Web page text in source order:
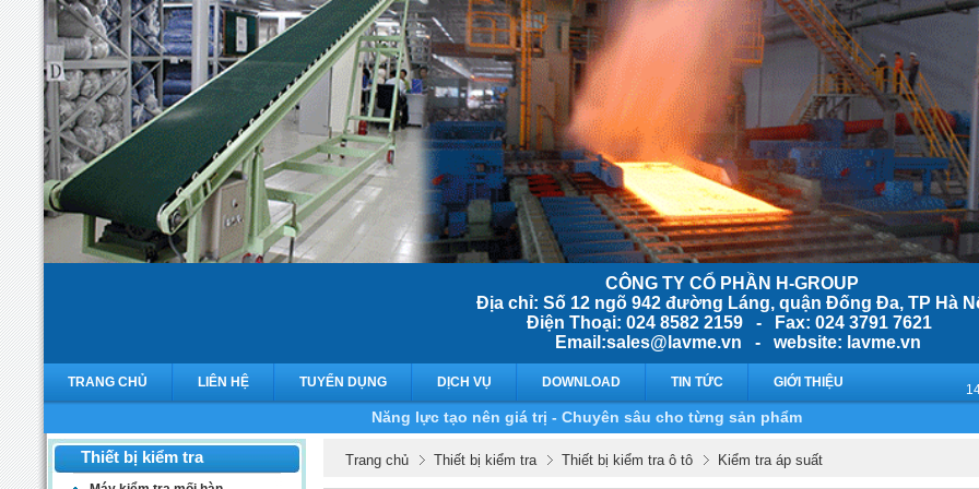
CÔNG TY CỔ PHẦN H-GROUP
Địa chỉ: Số 12 ngõ 942 đường Láng, quận Đống Đa, TP Hà
Điện Thoại: 024 8582 2159 - Fax: 024 3791 7621
Email:sales@lavme.vn - website: lavme.vn
TRANG CHỦ LIÊN HỆ TUYỂN DỤNG DỊCH VỤ DOWNLOAD TIN TỨC GIỚI THIỆU
Năng lực tạo nên giá trị - Chuyên sâu cho từng sản phẩm
Thiết bị kiểm tra Trang chủ Thiết bị kiểm tra Thiết bị kiểm tra ô tô Kiểm tra áp suất